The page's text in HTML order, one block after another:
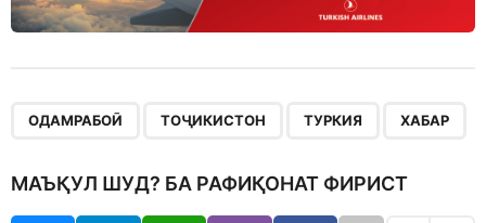
ОДАМРАБОӢ ТОҶИКИСТОН ТУРКИЯ ХАБАР
МАЪҚУЛ ШУД? БА РАФИҚОНАТ ФИРИСТ